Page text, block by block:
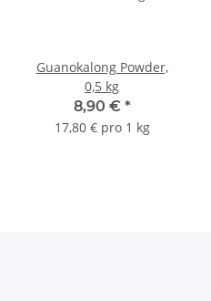
Guanokalong Powder,
0,5 kg
8,90 € *
17,80 € pro 1 kg